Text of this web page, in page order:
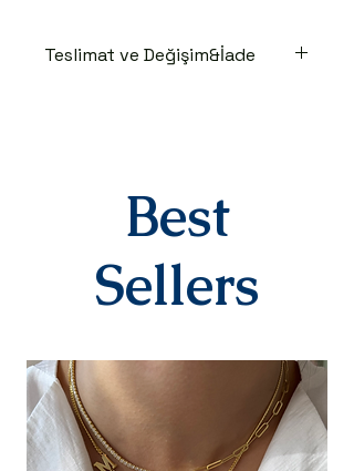
Teslimat ve Değişim&İade
takip numaranız,anlaşmalı kargo
firmamız olan Yurtiçi Kargo
tarafından size sms olarak iletilir.
DEĞİŞİM&İADE
Kişiye özel
yoktur.Ürünler sipariş üstüne kişiye
özel olarak hazırlanır.Küpe
kategorisindeki ürünlerimiz hijyen
nedeniyle iade alınmamaktadır.
Best
Sellers